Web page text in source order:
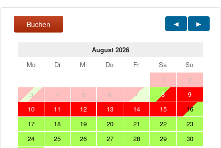
Buchen
August 2026
Mo
Di Mi Do Fr Sa
So
1
2
3
4 5 6 7 8
9
10
11 12 13 14 15
16
17
18 19 20 21 22
23
24
25 26 27 28 29
30